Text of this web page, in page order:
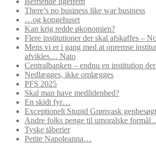
There’s no business like war business
…og kongehuset
Kan krig redde økonomien?
Flere institutioner der skal afskaffes –
Mens vi er i gang med at opremse
afvikles… Nato
Centralbanken – endnu en institution
Nedlægges, ikke omlægges
PFS 2025
Skal man have medlidenhed?
En skidt fyr…
Exceptionelt Stupid Grønvask genbesøgt
Andre folks penge til umoralske
Tyske tåberier
Petite Napoleanna…